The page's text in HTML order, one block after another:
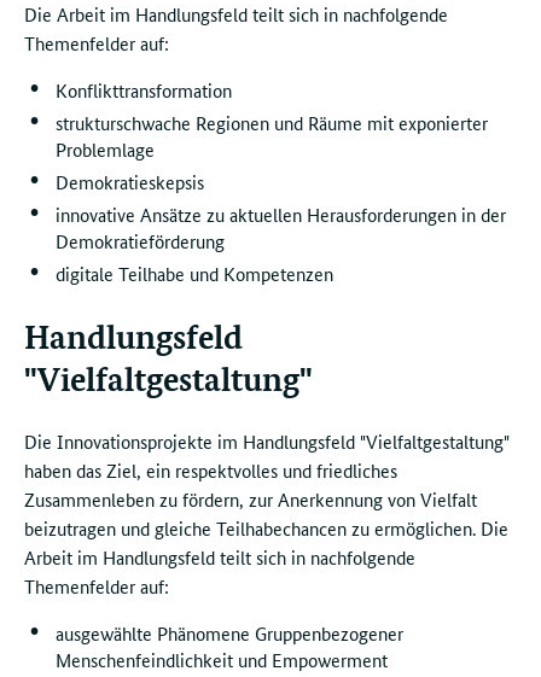
Die Arbeit im Handlungsfeld teilt sich in nachfolgende
Themenfelder auf:
Konflikttransformation
strukturschwache Regionen und Räume mit exponierter
Problemlage
Demokratieskepsis
innovative Ansätze zu aktuellen Herausforderungen in der
Demokratieförderung
digitale Teilhabe und Kompetenzen
Handlungsfeld
"Vielfaltgestaltung"
Die Innovationsprojekte im Handlungsfeld "Vielfaltgestaltung"
haben das Ziel, ein respektvolles und friedliches
Zusammenleben zu fördern, zur Anerkennung von Vielfalt
beizutragen und gleiche Teilhabechancen zu ermöglichen. Die
Arbeit im Handlungsfeld teilt sich in nachfolgende
Themenfelder auf:
ausgewählte Phänomene Gruppenbezogener
Menschenfeindlichkeit und Empowerment